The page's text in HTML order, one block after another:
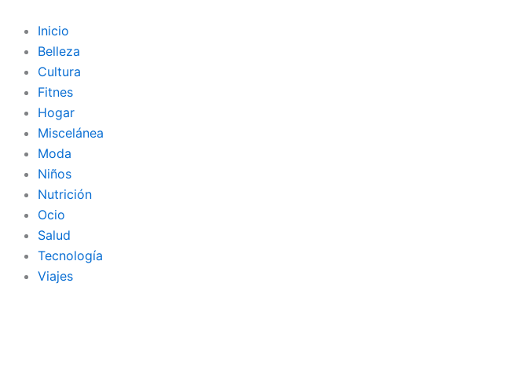
contenido
Inicio
Belleza
Cultura
Fitnes
Hogar
Miscelánea
Moda
Niños
Nutrición
Ocio
Salud
Tecnología
Viajes